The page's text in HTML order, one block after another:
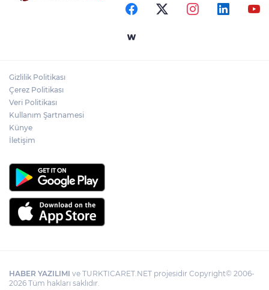
Yapay zekada onlarca uygulamanın
Gizlilik Politikası
Çerez Politikası
Veri Politikası
Kullanım Şartnamesi
Künye
İletişim
HABER YAZILIMI ve TURKTICARET.NET projesidir Copyright© 2006-
2026 Tüm hakları saklıdır.